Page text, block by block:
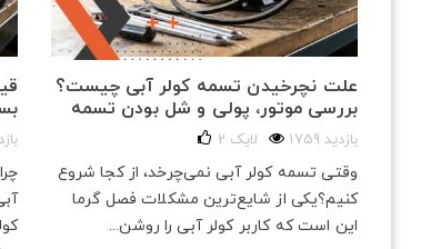
107
علت نچرخیدن تسمه کولر آبی چیست؟
بررسی موتور، پولی و شل بودن تسمه
1759 بازدید 2 لایک
وقتی تسمه کولر آبی نمی‌چرخد، از کجا شروع
کنیم؟یکی از شایع‌ترین مشکلات فصل گرما
این است که کاربر کولر آبی را روشن...